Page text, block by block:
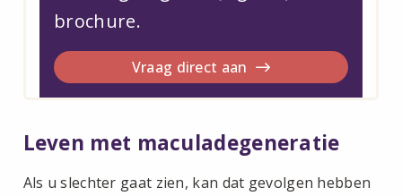
brochure.
Vraag direct aan
Leven met maculadegeneratie
Als u slechter gaat zien, kan dat gevolgen hebben